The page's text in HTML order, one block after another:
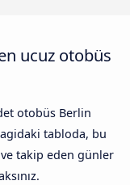
ucuz otobüs
otobüs Berlin
tabloda, bu
takip eden günler